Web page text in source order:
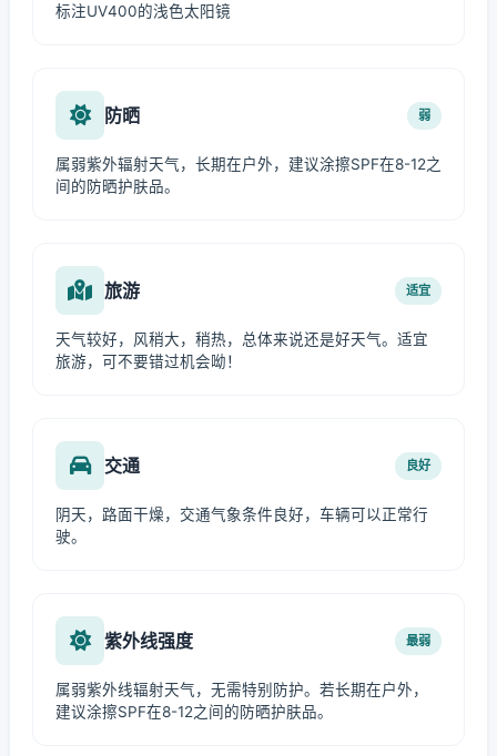
标注UV400的浅色太阳镜
防晒 弱
属弱紫外辐射天气，长期在户外，建议涂擦SPF在8-12之
间的防晒护肤品。
旅游 适宜
天气较好，风稍大，稍热，总体来说还是好天气。适宜
旅游，可不要错过机会呦！
交通 良好
阴天，路面干燥，交通气象条件良好，车辆可以正常行
驶。
紫外线强度 最弱
属弱紫外线辐射天气，无需特别防护。若长期在户外，
建议涂擦SPF在8-12之间的防晒护肤品。